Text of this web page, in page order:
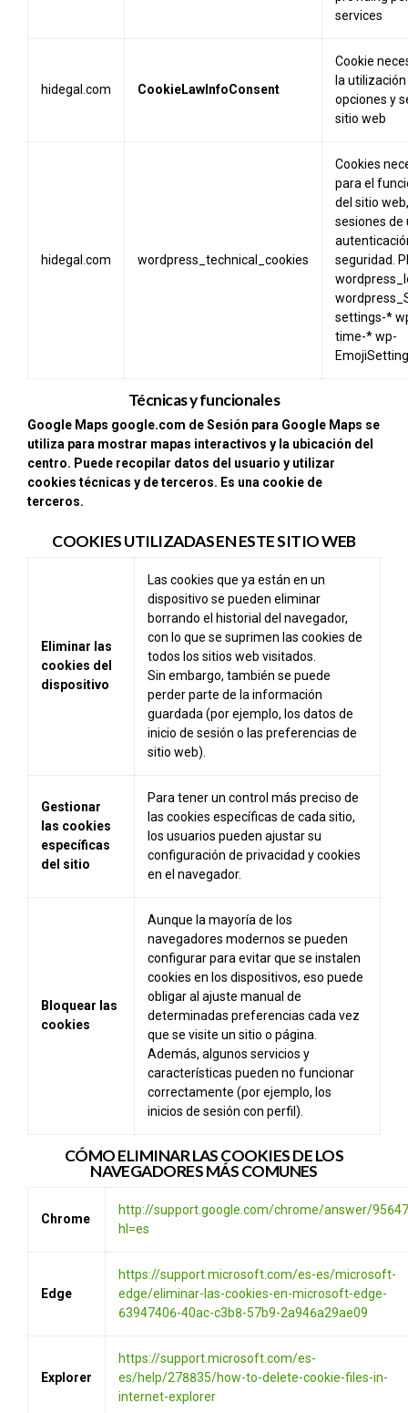
services
hidegal.com CookieLawInfoConsent
Cookie
la
opciones y
sitio web
hidegal.com wordpress_technical_cookies
Cookies
para el
del sitio
sesiones de
seguridad.
settings-*
time-* wp-
Técnicas y funcionales
Google Maps google.com de Sesión para Google Maps se
utiliza para mostrar mapas interactivos y la ubicación del
centro. Puede recopilar datos del usuario y utilizar
cookies técnicas y de terceros. Es una cookie de
terceros.
COOKIES UTILIZADAS EN ESTE SITIO WEB
Eliminar las
cookies del
dispositivo
Las cookies que ya están en un
dispositivo se pueden eliminar
borrando el historial del navegador,
con lo que se suprimen las cookies de
todos los sitios web visitados.
Sin embargo, también se puede
perder parte de la información
guardada (por ejemplo, los datos de
inicio de sesión o las preferencias de
sitio web).
Gestionar
las cookies
específicas
del sitio
Para tener un control más preciso de
las cookies específicas de cada sitio,
los usuarios pueden ajustar su
configuración de privacidad y cookies
en el navegador.
Bloquear las
cookies
Aunque la mayoría de los
navegadores modernos se pueden
configurar para evitar que se instalen
cookies en los dispositivos, eso puede
obligar al ajuste manual de
determinadas preferencias cada vez
que se visite un sitio o página.
Además, algunos servicios y
características pueden no funcionar
correctamente (por ejemplo, los
inicios de sesión con perfil).
CÓMO ELIMINAR LAS COOKIES DE LOS
NAVEGADORES MÁS COMUNES
Chrome
http://support.google.com/chrome/answer/
hl=es
Edge
https://support.microsoft.com/es-es/microsoft-
edge/eliminar-las-cookies-en-microsoft-edge-
63947406-40ac-c3b8-57b9-2a946a29ae09
Explorer
https://support.microsoft.com/es-
es/help/278835/how-to-delete-cookie-files-in-
internet-explorer